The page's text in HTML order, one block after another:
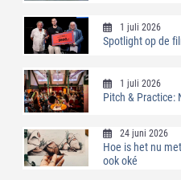
1 juli 2026
Spotlight op de
1 juli 2026
Pitch & Practice:
24 juni 2026
Hoe is het nu
ook oké